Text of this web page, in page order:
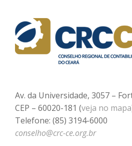
Av. da Universidade, 3057 –
CEP – 60020-181 (veja no mapa
Telefone: (85) 3194-6000
conselho@crc-ce.org.br